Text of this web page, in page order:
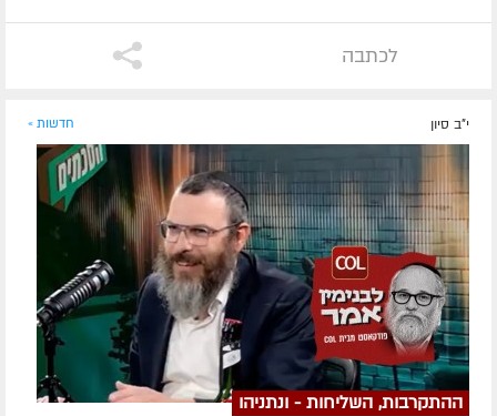
לכתבה
י"ב סיון חדשות »
ההתקרבות, השליחות - ונתניהו